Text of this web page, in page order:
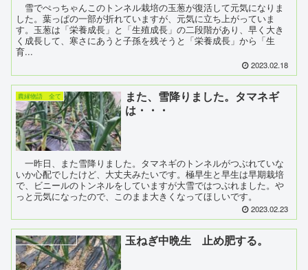
雪でぺっちゃんこのトンネル栽培の玉葱が復活して元気になりま
した。葉っぱの一部が折れていますが、元気に立ち上がっていま
す。玉葱は「栄養成長」と「生殖成長」の二段階があり、早く大き
く成長して、寒さにあうと子孫を残そうと「栄養成長」から「生
育...
2023.02.18
農縁物語 全て
また、雪降りました。タマネギ
は・・・
一昨日、また雪降りました。タマネギのトンネルがつぶれていな
いか心配でしたけど、大丈夫みたいです。極早生と早生は早期栽培
で、ビニールのトンネルをしていますが大雪ではつぶれました。や
っと元気になったので、このまま大きくなってほしいです。
2023.02.23
玉葱（タマネギ23） 玉ねぎ中晩生 止め肥する。